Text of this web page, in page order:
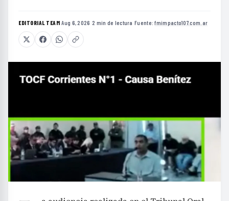
EDITORIAL TEAM·Aug 6, 2026 ·2 min de lectura ·Fuente:fmimpacto107.com.ar